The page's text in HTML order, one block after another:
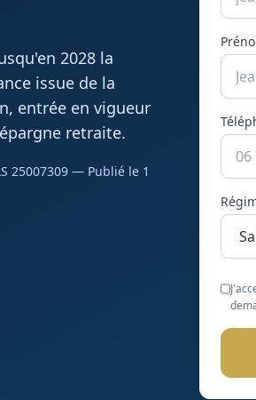
2028 la
issue de la
entrée en vigueur
retraite.
25007309 — Publié le 1